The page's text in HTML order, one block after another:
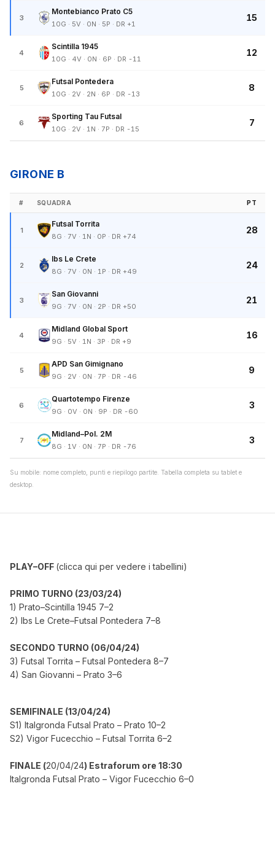
3
Montebianco Prato C5
10G · 5V · 0N · 5P · DR +1
15
4
Scintilla 1945
10G · 4V · 0N · 6P · DR -11
12
5
Futsal Pontedera
10G · 2V · 2N · 6P · DR -13
8
6
Sporting Tau Futsal
10G · 2V · 1N · 7P · DR -15
7
GIRONE B
# SQUADRA PT
1
Futsal Torrita
8G · 7V · 1N · 0P · DR +74
28
2
Ibs Le Crete
8G · 7V · 0N · 1P · DR +49
24
3
San Giovanni
9G · 7V · 0N · 2P · DR +50
21
4
Midland Global Sport
9G · 5V · 1N · 3P · DR +9
16
5
APD San Gimignano
9G · 2V · 0N · 7P · DR -46
9
6
Quartotempo Firenze
9G · 0V · 0N · 9P · DR -60
3
7
Midland–Pol. 2M
8G · 1V · 0N · 7P · DR -76
3
Su mobile: nome completo, punti e riepilogo partite. Tabella completa su tablet e
desktop.
PLAY–OFF (clicca qui per vedere i tabellini)
PRIMO TURNO (23/03/24)
1) Prato–Scintilla 1945 7–2
2) Ibs Le Crete–Futsal Pontedera 7–8
SECONDO TURNO (06/04/24)
3) Futsal Torrita – Futsal Pontedera 8–7
4) San Giovanni – Prato 3–6
SEMIFINALE (13/04/24)
S1) Italgronda Futsal Prato – Prato 10–2
S2) Vigor Fucecchio – Futsal Torrita 6–2
FINALE (20/04/24) Estraforum ore 18:30
Italgronda Futsal Prato – Vigor Fucecchio 6–0